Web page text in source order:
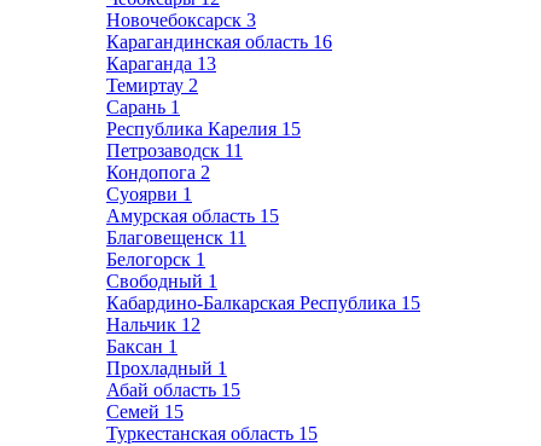
Новочебоксарск 3
Карагандинская область 16
Караганда 13
Темиртау 2
Сарань 1
Республика Карелия 15
Петрозаводск 11
Кондопога 2
Суоярви 1
Амурская область 15
Благовещенск 11
Белогорск 1
Свободный 1
Кабардино-Балкарская Республика 15
Нальчик 12
Баксан 1
Прохладный 1
Абай область 15
Семей 15
Туркестанская область 15